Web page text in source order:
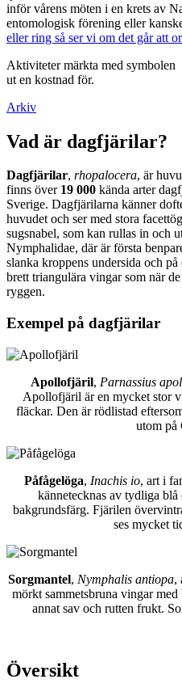
inför vårens möten i en krets av
entomologisk förening eller
eller ring så ser vi om det går att
Aktiviteter märkta med symbolen
ut en kostnad för.
Arkiv
Vad är dagfjärilar?
Dagfjärilar, rhopalocera, är
finns över 19 000 kända arter
Sverige. Dagfjärilarna känner
huvudet och ser med stora
sugsnabel, som kan rullas in och
Nymphalidae, där är första
slanka kroppens undersida och
brett triangulära vingar som när
ryggen.
Exempel på dagfjärilar
Apollofjäril, Parnassius
Apollofjäril är en mycket stor
fläckar. Den är rödlistad
utom på
Påfågelöga, Inachis io, art i
kännetecknas av tydliga
bakgrundsfärg. Fjärilen
ses mycket
Sorgmantel, Nymphalis antiopa,
mörkt sammetsbruna vingar
annat sav och rutten frukt.
Översikt